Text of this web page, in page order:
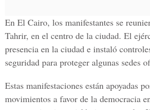
En El Cairo, los manifestantes se
Tahrir, en el centro de la ciudad. El
presencia en la ciudad e instaló
seguridad para proteger algunas sedes
Estas manifestaciones están apoyadas
movimientos a favor de la democracia